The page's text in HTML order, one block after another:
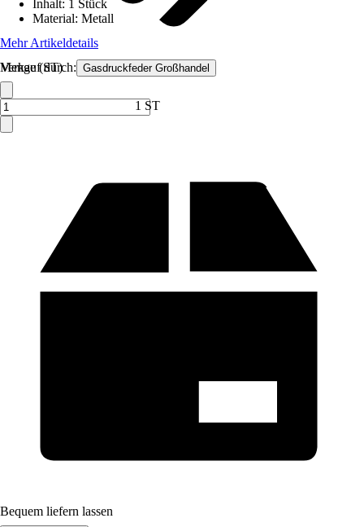
Verkauf durch: Gasdruckfeder Großhandel
Inhalt: 1 Stück
Material: Metall
Mehr Artikeldetails
Menge (ST)
1 ST
Bequem liefern lassen